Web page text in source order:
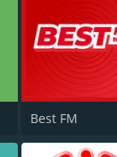
Best FM